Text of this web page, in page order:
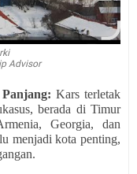
Advisor
Kars terletak
berada di Timur
Georgia, dan
menjadi kota penting,